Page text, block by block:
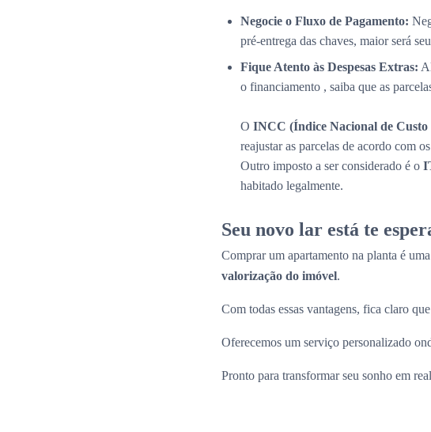
Negocie o Fluxo de Pagamento:
pré-entrega das chaves, maior será
Fique Atento às Despesas Extras:
o financiamento , saiba que as
O INCC (Índice Nacional de Custo
reajustar as parcelas de acordo com
Outro imposto a ser considerado é o
habitado legalmente.
Seu novo lar está te
Comprar um apartamento na planta é
valorização do imóvel.
Com todas essas vantagens, fica claro que
Oferecemos um serviço personalizado
Pronto para transformar seu sonho em